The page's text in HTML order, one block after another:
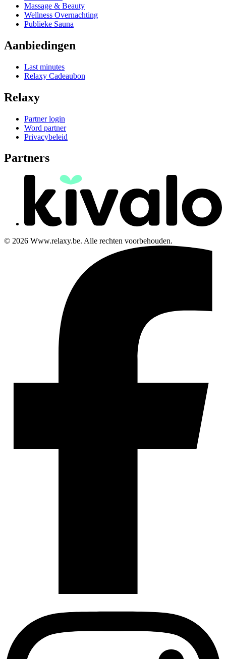
Massage & Beauty
Wellness Overnachting
Publieke Sauna
Aanbiedingen
Last minutes
Relaxy Cadeaubon
Relaxy
Partner login
Word partner
Privacybeleid
Partners
© 2026 Www.relaxy.be. Alle rechten voorbehouden.